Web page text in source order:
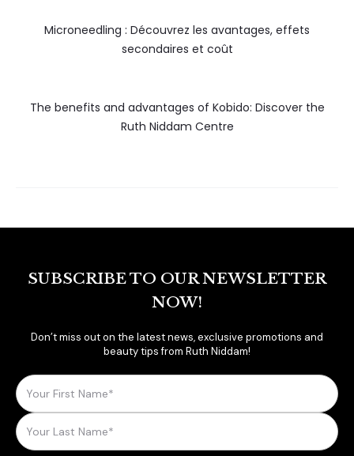
Microneedling : Découvrez les avantages, effets
secondaires et coût
The benefits and advantages of Kobido: Discover the
Ruth Niddam Centre
SUBSCRIBE TO OUR NEWSLETTER
NOW!
Don’t miss out on the latest news, exclusive promotions and
beauty tips from Ruth Niddam!